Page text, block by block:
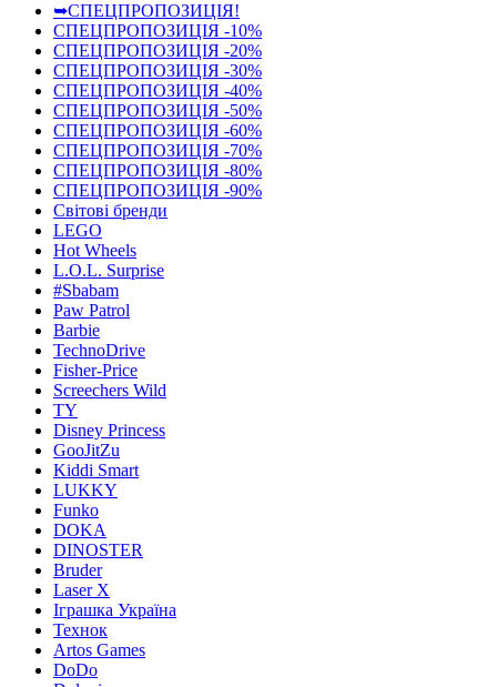
➥СПЕЦПРОПОЗИЦІЯ!
СПЕЦПРОПОЗИЦІЯ -10%
СПЕЦПРОПОЗИЦІЯ -20%
СПЕЦПРОПОЗИЦІЯ -30%
СПЕЦПРОПОЗИЦІЯ -40%
СПЕЦПРОПОЗИЦІЯ -50%
СПЕЦПРОПОЗИЦІЯ -60%
СПЕЦПРОПОЗИЦІЯ -70%
СПЕЦПРОПОЗИЦІЯ -80%
СПЕЦПРОПОЗИЦІЯ -90%
Світові бренди
LEGO
Hot Wheels
L.O.L. Surprise
#Sbabam
Paw Patrol
Barbie
TechnoDrive
Fisher-Price
Screechers Wild
TY
Disney Princess
GooJitZu
Kiddi Smart
LUKKY
Funko
DOKA
DINOSTER
Bruder
Laser X
Іграшка Україна
Технок
Artos Games
DoDo